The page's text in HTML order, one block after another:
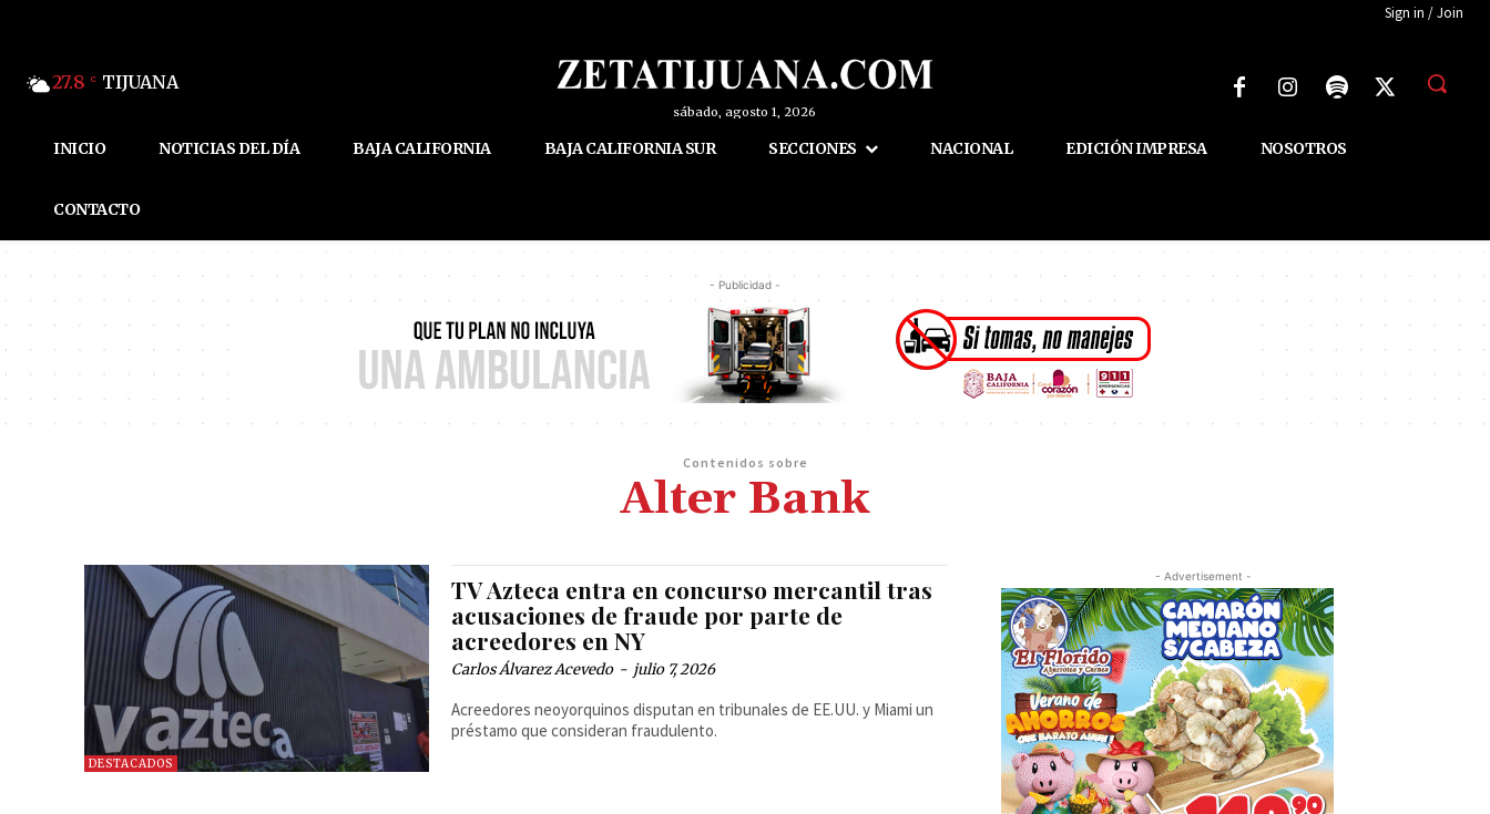
Sign in / Join
27.8 C TIJUANA
sábado, agosto 1, 2026
INICIO NOTICIAS DEL DÍA BAJA CALIFORNIA BAJA CALIFORNIA SUR SECCIONES NACIONAL EDICIÓN IMPRESA NOSOTROS
CONTACTO
- Publicidad -
Contenidos sobre
Alter Bank
DESTACADOS
TV Azteca entra en concurso mercantil tras
acusaciones de fraude por parte de
acreedores en NY
Carlos Álvarez Acevedo - julio 7, 2026
Acreedores neoyorquinos disputan en tribunales de EE.UU. y Miami un
préstamo que consideran fraudulento.
- Advertisement -